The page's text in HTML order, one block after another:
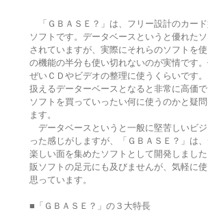
「ＧＢＡＳＥ？」は、フリー設計のカー
ソフトです。データベースというと優れた
されていますが、実際にそれらのソフトを
の機能の半分も使い切れないのが実情です
ぜいＣＤやビデオの整理に使うくらいです
扱えるデーターベースとなると非常に高価
ソフトを買っていったい何に使うのかと疑
ます。
データベースというと一般に堅苦しいビ
った感じがしますが、「ＧＢＡＳＥ？」は
楽しい面を集めたソフトとして開発しまし
販ソフトの足元にも及びませんが、気軽に
思っています。
■「ＧＢＡＳＥ？」の３大特長